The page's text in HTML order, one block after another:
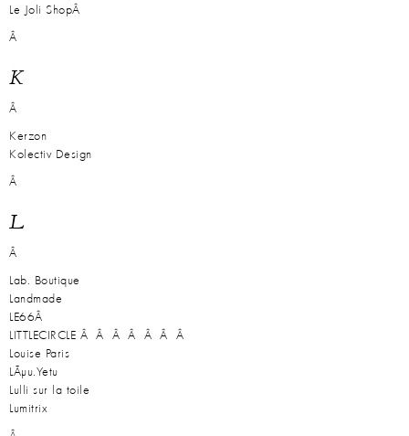
Le Joli ShopÂ
Â
K
Â
Kerzon
Kolectiv Design
Â
L
Â
Lab. Boutique
Landmade
LE66Â
LITTLECIRCLE Â Â Â Â Â Â Â
Louise Paris
LÃµu.Yetu
Lulli sur la toile
Lumitrix